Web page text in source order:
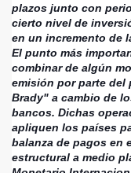
plazos junto con
cierto nivel de
en un incremento de
El punto más
combinar de algún
emisión por parte
Brady" a cambio de
bancos. Dichas
apliquen los países
balanza de pagos en
estructural a medio